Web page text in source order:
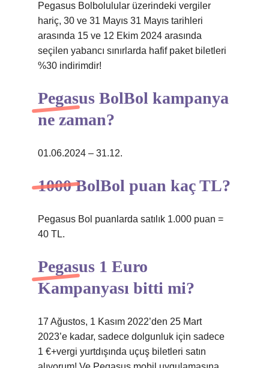
Pegasus Bolbolulular üzerindeki vergiler
hariç, 30 ve 31 Mayıs 31 Mayıs tarihleri ​​
arasında 15 ve 12 Ekim 2024 arasında
seçilen yabancı sınırlarda hafif paket biletleri
%30 indirimdir!
Pegasus BolBol kampanya
ne zaman?
01.06.2024 – 31.12.
1000 BolBol puan kaç TL?
Pegasus Bol puanlarda satılık 1.000 puan =
40 TL.
Pegasus 1 Euro
Kampanyası bitti mi?
17 Ağustos, 1 Kasım 2022’den 25 Mart
2023’e kadar, sadece dolgunluk için sadece
1 €+vergi yurtdışında uçuş biletleri satın